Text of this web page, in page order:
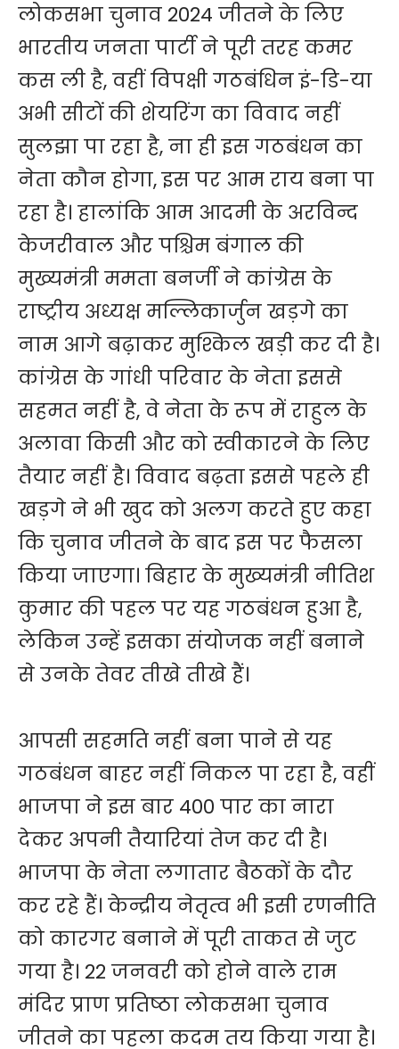
लोकसभा चुनाव 2024 जीतने के लिए
भारतीय जनता पार्टी ने पूरी तरह कमर
कस ली है, वहीं विपक्षी गठबंधिन इं-डि-या
अभी सीटों की शेयरिंग का विवाद नहीं
सुलझा पा रहा है, ना ही इस गठबंधन का
नेता कौन होगा, इस पर आम राय बना पा
रहा है। हालांकि आम आदमी के अरविन्द
केजरीवाल और पश्चिम बंगाल की
मुख्यमंत्री ममता बनर्जी ने कांग्रेस के
राष्ट्रीय अध्यक्ष मल्लिकार्जुन खड़गे का
नाम आगे बढ़ाकर मुश्किल खड़ी कर दी है।
कांग्रेस के गांधी परिवार के नेता इससे
सहमत नहीं है, वे नेता के रूप में राहुल के
अलावा किसी और को स्वीकारने के लिए
तैयार नहीं है। विवाद बढ़ता इससे पहले ही
खड़गे ने भी खुद को अलग करते हुए कहा
कि चुनाव जीतने के बाद इस पर फैसला
किया जाएगा। बिहार के मुख्यमंत्री नीतिश
कुमार की पहल पर यह गठबंधन हुआ है,
लेकिन उन्हें इसका संयोजक नहीं बनाने
से उनके तेवर तीखे तीखे हैं।
आपसी सहमति नहीं बना पाने से यह
गठबंधन बाहर नहीं निकल पा रहा है, वहीं
भाजपा ने इस बार 400 पार का नारा
देकर अपनी तैयारियां तेज कर दी है।
भाजपा के नेता लगातार बैठकों के दौर
कर रहे हैं। केन्द्रीय नेतृत्व भी इसी रणनीति
को कारगर बनाने में पूरी ताकत से जुट
गया है। 22 जनवरी को होने वाले राम
मंदिर प्राण प्रतिष्ठा लोकसभा चुनाव
जीतने का पहला कदम तय किया गया है।